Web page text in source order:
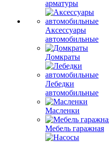
арматуры
Аксессуары
автомобильные
Домкраты
Лебедки
автомобильные
Масленки
Мебель гаражная